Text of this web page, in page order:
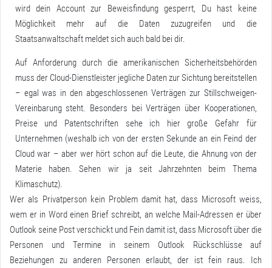
wird dein Account zur Beweisfindung gesperrt, Du hast keine
Möglichkeit mehr auf die Daten zuzugreifen und die
Staatsanwaltschaft meldet sich auch bald bei dir.
Auf Anforderung durch die amerikanischen Sicherheitsbehörden
muss der Cloud-Dienstleister jegliche Daten zur Sichtung bereitstellen
– egal was in den abgeschlossenen Verträgen zur Stillschweigen-
Vereinbarung steht. Besonders bei Verträgen über Kooperationen,
Preise und Patentschriften sehe ich hier große Gefahr für
Unternehmen (weshalb ich von der ersten Sekunde an ein Feind der
Cloud war – aber wer hört schon auf die Leute, die Ahnung von der
Materie haben. Sehen wir ja seit Jahrzehnten beim Thema
Klimaschutz).
Wer als Privatperson kein Problem damit hat, dass Microsoft weiss,
wem er in Word einen Brief schreibt, an welche Mail-Adressen er über
Outlook seine Post verschickt und Fein damit ist, dass Microsoft über die
Personen und Termine in seinem Outlook Rückschlüsse auf
Beziehungen zu anderen Personen erlaubt, der ist fein raus. Ich